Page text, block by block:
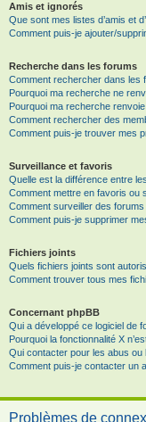
Amis et ignorés
Que sont mes listes d’amis et
Comment puis-je ajouter/
Recherche dans les forums
Comment rechercher dans les
Pourquoi ma recherche ne
Pourquoi ma recherche
Comment rechercher des
Comment puis-je trouver mes
Surveillance et favoris
Quelle est la différence entre
Comment mettre en favoris ou
Comment surveiller des forums
Comment puis-je supprimer
Fichiers joints
Quels fichiers joints sont
Comment trouver tous mes
Concernant phpBB
Qui a développé ce logiciel de
Pourquoi la fonctionnalité X
Qui contacter pour les abus
Comment puis-je contacter un
Problèmes de